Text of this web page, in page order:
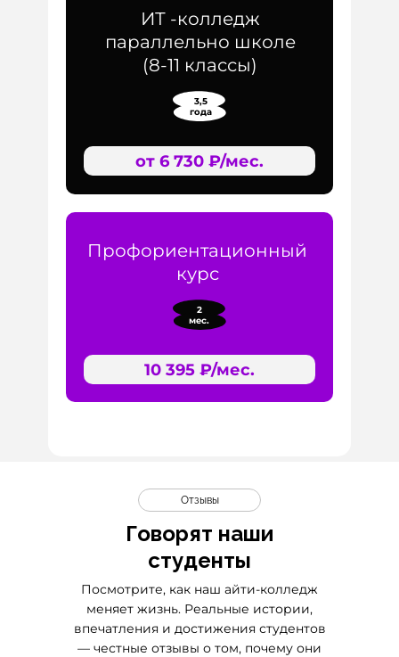
ИТ -колледж
параллельно школе
(8-11 классы)
от 6 730 ₽/мес.
3,5
года
2
мес.
Профориентационный
курс
10 395 ₽/мес.
Говорят наши
студенты
Отзывы
Посмотрите, как наш айти-колледж
меняет жизнь. Реальные истории,
впечатления и достижения студентов
— честные отзывы о том, почему они